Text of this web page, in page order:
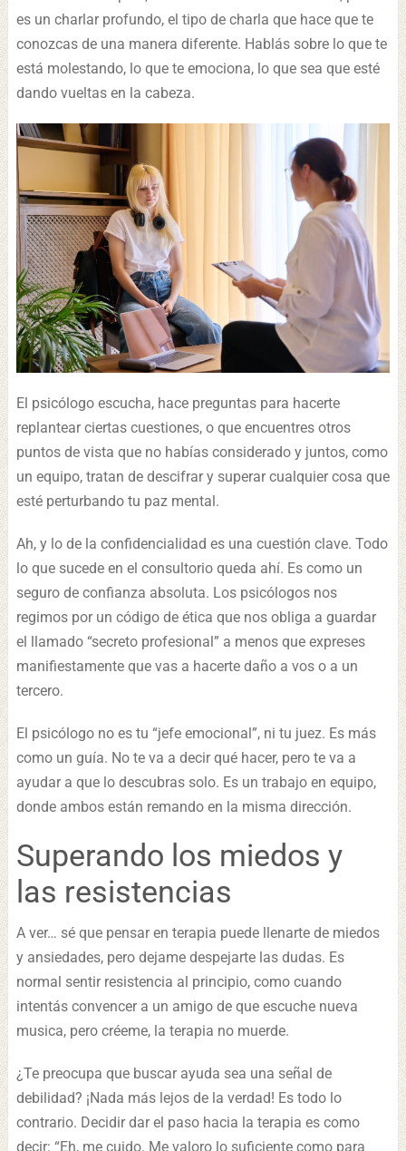
es un charlar profundo, el tipo de charla que hace que te
conozcas de una manera diferente. Hablás sobre lo que te
está molestando, lo que te emociona, lo que sea que esté
dando vueltas en la cabeza.
El psicólogo escucha, hace preguntas para hacerte
replantear ciertas cuestiones, o que encuentres otros
puntos de vista que no habías considerado y juntos, como
un equipo, tratan de descifrar y superar cualquier cosa que
esté perturbando tu paz mental.
Ah, y lo de la confidencialidad es una cuestión clave. Todo
lo que sucede en el consultorio queda ahí. Es como un
seguro de confianza absoluta. Los psicólogos nos
regimos por un código de ética que nos obliga a guardar
el llamado “secreto profesional” a menos que expreses
manifiestamente que vas a hacerte daño a vos o a un
tercero.
El psicólogo no es tu “jefe emocional”, ni tu juez. Es más
como un guía. No te va a decir qué hacer, pero te va a
ayudar a que lo descubras solo. Es un trabajo en equipo,
donde ambos están remando en la misma dirección.
Superando los miedos y
las resistencias
A ver… sé que pensar en terapia puede llenarte de miedos
y ansiedades, pero dejame despejarte las dudas. Es
normal sentir resistencia al principio, como cuando
intentás convencer a un amigo de que escuche nueva
musica, pero créeme, la terapia no muerde.
¿Te preocupa que buscar ayuda sea una señal de
debilidad? ¡Nada más lejos de la verdad! Es todo lo
contrario. Decidir dar el paso hacia la terapia es como
decir: “Eh, me cuido. Me valoro lo suficiente como para